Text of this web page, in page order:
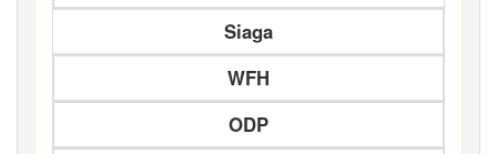
Siaga
WFH
ODP